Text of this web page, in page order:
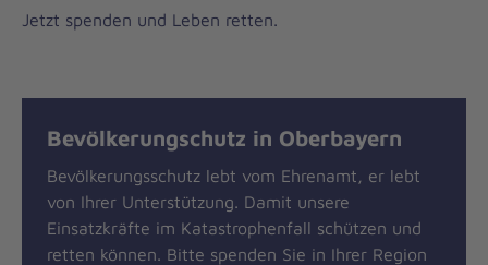
Jetzt spenden und Leben retten.
Bevölkerungschutz in Oberbayern
Bevölkerungsschutz lebt vom Ehrenamt, er lebt
von Ihrer Unterstützung. Damit unsere
Einsatzkräfte im Katastrophenfall schützen und
retten können. Bitte spenden Sie in Ihrer Region